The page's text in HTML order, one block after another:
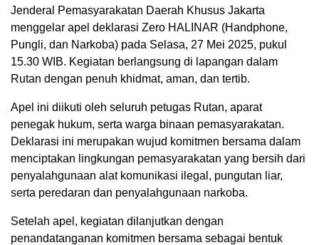
Jenderal Pemasyarakatan Daerah Khusus Jakarta
menggelar apel deklarasi Zero HALINAR (Handphone,
Pungli, dan Narkoba) pada Selasa, 27 Mei 2025, pukul
15.30 WIB. Kegiatan berlangsung di lapangan dalam
Rutan dengan penuh khidmat, aman, dan tertib.
Apel ini diikuti oleh seluruh petugas Rutan, aparat
penegak hukum, serta warga binaan pemasyarakatan.
Deklarasi ini merupakan wujud komitmen bersama dalam
menciptakan lingkungan pemasyarakatan yang bersih dari
penyalahgunaan alat komunikasi ilegal, pungutan liar,
serta peredaran dan penyalahgunaan narkoba.
Setelah apel, kegiatan dilanjutkan dengan
penandatanganan komitmen bersama sebagai bentuk